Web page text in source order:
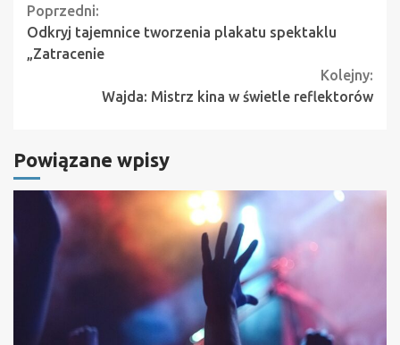
Continue
Reading
Poprzedni:
Odkryj tajemnice tworzenia plakatu spektaklu
„Zatracenie
Kolejny:
Wajda: Mistrz kina w świetle reflektorów
Powiązane wpisy